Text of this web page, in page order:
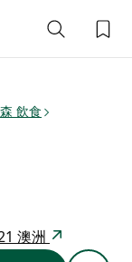
飲食
澳洲